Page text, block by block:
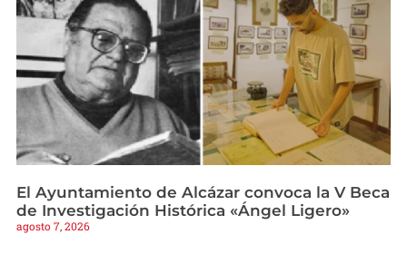
El Ayuntamiento de Alcázar convoca la V Beca
de Investigación Histórica «Ángel Ligero»
agosto 7, 2026